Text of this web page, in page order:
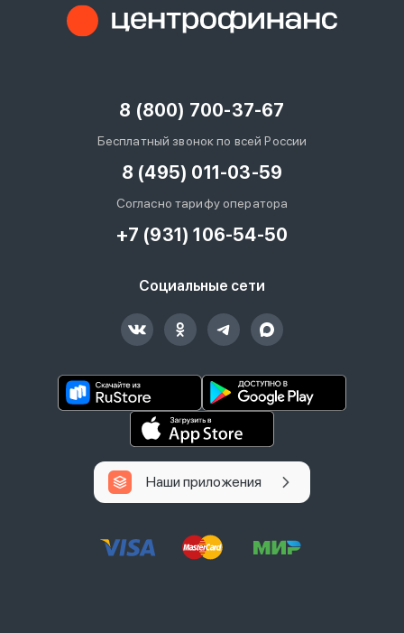
8 (800) 700-37-67
Бесплатный звонок по всей России
8 (495) 011-03-59
Согласно тарифу оператора
+7 (931) 106-54-50
Социальные сети
Наши приложения